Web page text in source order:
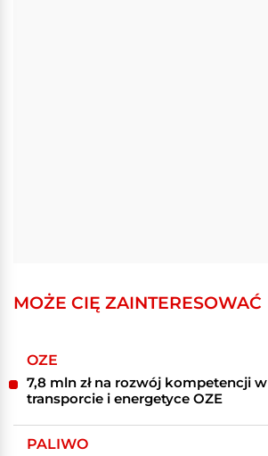
MOŻE CIĘ ZAINTERESOWAĆ
OZE
7,8 mln zł na rozwój kompetencji w
transporcie i energetyce OZE
PALIWO